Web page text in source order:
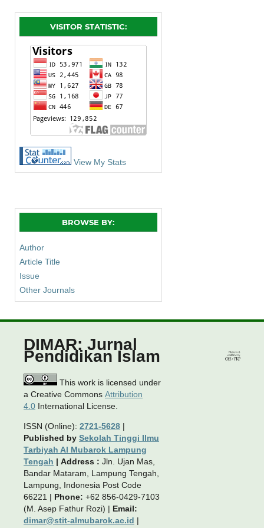
VISITOR STATISTIC:
View My Stats
BROWSE BY:
Author
Article Title
Issue
Other Journals
DIMAR: Jurnal
Pendidikan Islam
This work is licensed under
a Creative Commons Attribution
4.0International License.
ISSN (Online): 2721-5628|
Published by Sekolah Tinggi Ilmu
Tarbiyah Al Mubarok Lampung
Tengah | Address : Jln. Ujan Mas,
Bandar Mataram, Lampung Tengah,
Lampung, Indonesia Post Code
66221 | Phone: +62 856-0429-7103
(M. Asep Fathur Rozi) | Email:
dimar@stit-almubarok.ac.id |